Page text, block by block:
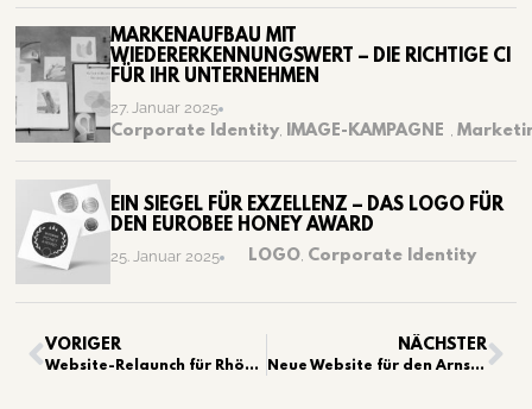
MARKENAUFBAU MIT
WIEDERERKENNUNGSWERT – DIE RICHTIGE CI
FÜR IHR UNTERNEHMEN
27. Januar 2025
Corporate Identity, IMAGE-KAMPAGNE ,
EIN SIEGEL FÜR EXZELLENZ – DAS LOGO FÜR
DEN EUROBEE HONEY AWARD
25. Januar 2025 LOGO, Corporate Identity
VORIGER
Website-Relaunch für Rhöncamping Bischofsheim
NÄCHSTER
Neue Website für den Arnsberg Skilift